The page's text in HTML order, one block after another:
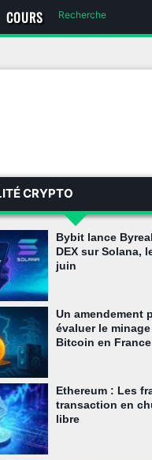
COURS
CRYPTO
Bybit lance
DEX sur Solana,
juin
Un amendement
évaluer le
Bitcoin en France
Ethereum : Les
transaction en
libre